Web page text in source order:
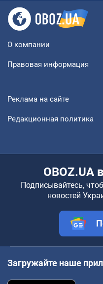
О компании
Правовая информация
Реклама на сайте
Редакционная политика
OBOZ.UA
Подписывайтесь,
новостей
Загружайте наше